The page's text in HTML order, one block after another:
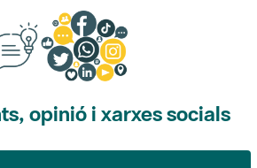
opinió i xarxes socials